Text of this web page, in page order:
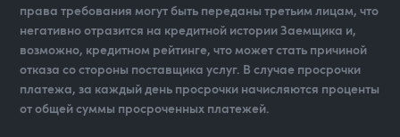
права требования могут быть переданы третьим лицам, что
негативно отразится на кредитной истории Заемщика и,
возможно, кредитном рейтинге, что может стать причиной
отказа со стороны поставщика услуг. В случае просрочки
платежа, за каждый день просрочки начисляются проценты
от общей суммы просроченных платежей.